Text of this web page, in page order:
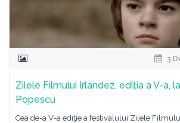
3
Zilele Filmului Irlandez, ediția a V-a,
Popescu
Cea de-a V-a ediţie a festivalului Zilele